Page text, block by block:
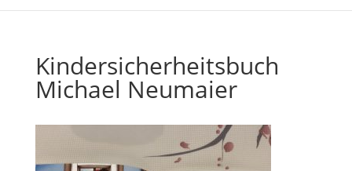
Kindersicherheitsbuch
Michael Neumaier